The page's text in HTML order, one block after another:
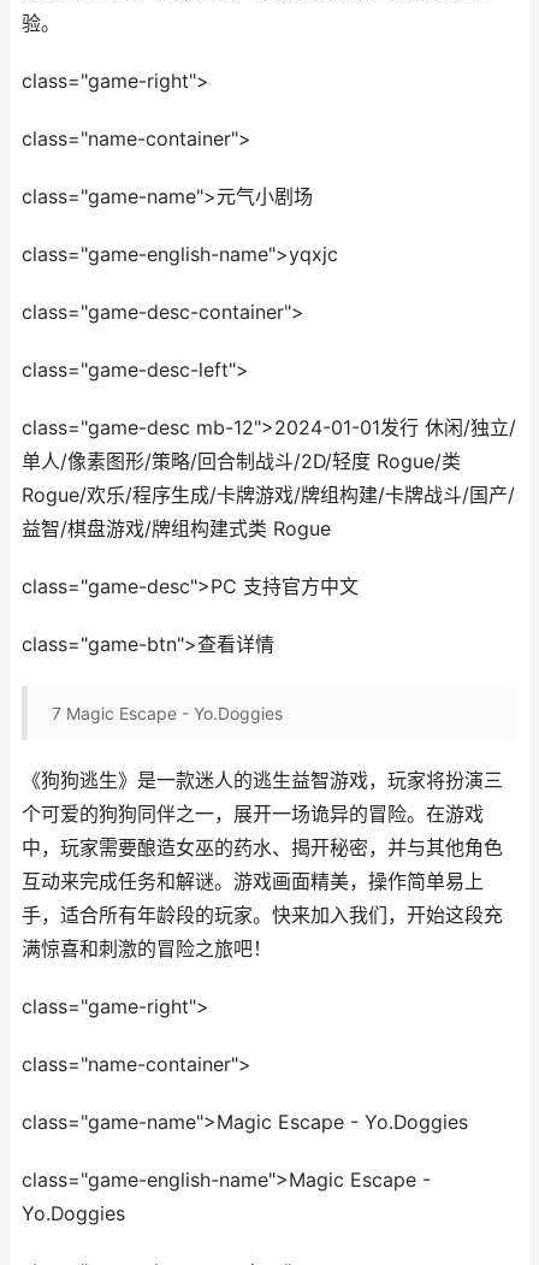
验。
class="game-right">
class="name-container">
class="game-name">元气小剧场
class="game-english-name">yqxjc
class="game-desc-container">
class="game-desc-left">
class="game-desc mb-12">2024-01-01发行 休闲/独立/
单人/像素图形/策略/回合制战斗/2D/轻度 Rogue/类
Rogue/欢乐/程序生成/卡牌游戏/牌组构建/卡牌战斗/国产/
益智/棋盘游戏/牌组构建式类 Rogue
class="game-desc">PC 支持官方中文
class="game-btn">查看详情
7 Magic Escape - Yo.Doggies
《狗狗逃生》是一款迷人的逃生益智游戏，玩家将扮演三
个可爱的狗狗同伴之一，展开一场诡异的冒险。在游戏
中，玩家需要酿造女巫的药水、揭开秘密，并与其他角色
互动来完成任务和解谜。游戏画面精美，操作简单易上
手，适合所有年龄段的玩家。快来加入我们，开始这段充
满惊喜和刺激的冒险之旅吧！
class="game-right">
class="name-container">
class="game-name">Magic Escape - Yo.Doggies
class="game-english-name">Magic Escape -
Yo.Doggies